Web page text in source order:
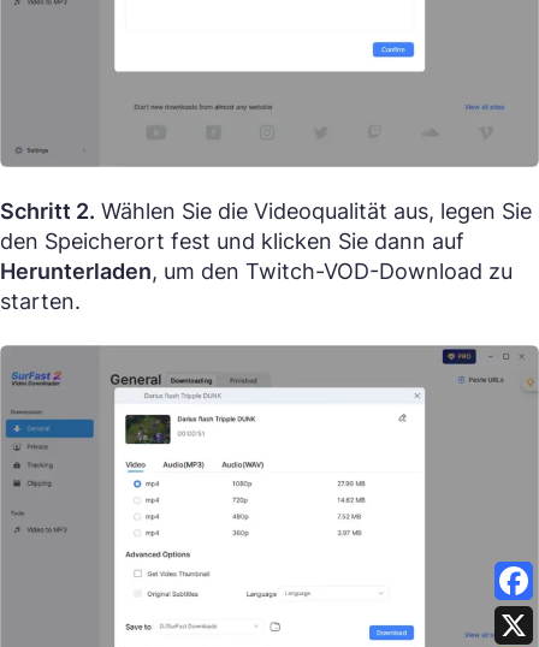
Schritt 2. Wählen Sie die Videoqualität aus, legen Sie
den Speicherort fest und klicken Sie dann auf
Herunterladen, um den Twitch-VOD-Download zu
starten.